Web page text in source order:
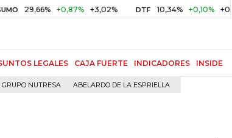
+0,87% +3,02% DTF 10,34% +0,10% +0,98%
LEGALES CAJA FUERTE INDICADORES INSIDE
GRUPO NUTRESA ABELARDO DE LA ESPRIELLA